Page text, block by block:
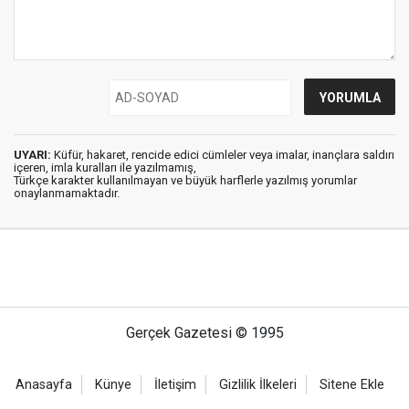
UYARI: Küfür, hakaret, rencide edici cümleler veya imalar, inançlara saldırı
içeren, imla kuralları ile yazılmamış,
Türkçe karakter kullanılmayan ve büyük harflerle yazılmış yorumlar
onaylanmamaktadır.
Gerçek Gazetesi © 1995
Anasayfa Künye İletişim Gizlilik İlkeleri Sitene Ekle